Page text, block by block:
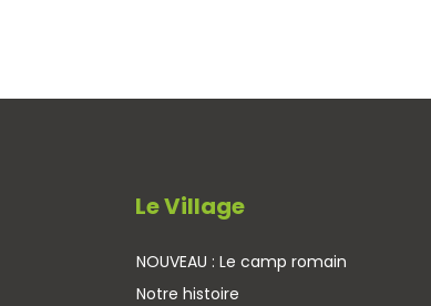
Le Village
NOUVEAU : Le camp romain
Notre histoire